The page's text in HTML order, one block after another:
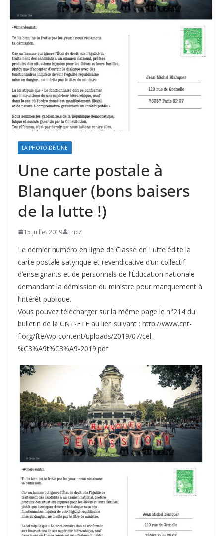
LA PHOTO DE UNE
Une carte postale à
Blanquer (bons baisers
de la lutte !)
15 juillet 2019 EricZ
Le dernier numéro en ligne de Classe en Lutte édite la
carte postale satyrique et revendicative d’un collectif
d’enseignants et de personnels de l’Éducation nationale
demandant la démission du ministre pour manquement à
l’intérêt publique.
Vous pouvez télécharger sur la même page le n°214 du
bulletin de la CNT-FTE au lien suivant : http://www.cnt-
f.org/fte/wp-content/uploads/2019/07/cel-
%C3%A9t%C3%A9-2019.pdf